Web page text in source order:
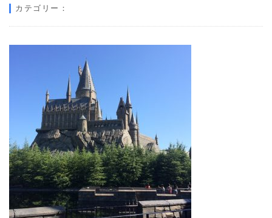
カテゴリー：